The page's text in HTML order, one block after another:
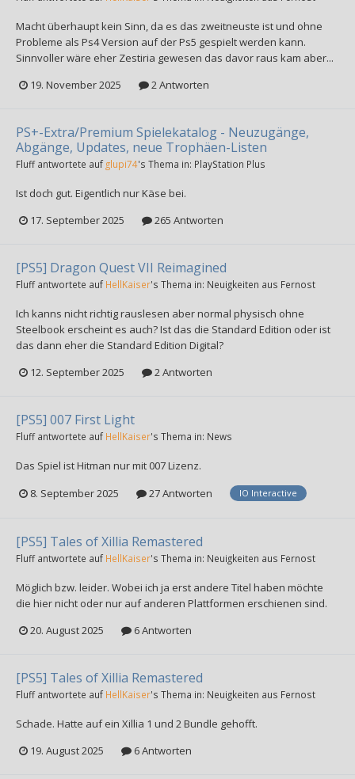
Macht überhaupt kein Sinn, da es das zweitneuste ist und ohne
Probleme als Ps4 Version auf der Ps5 gespielt werden kann.
Sinnvoller wäre eher Zestiria gewesen das davor raus kam aber...
19. November 2025
2 Antworten
PS+-Extra/Premium Spielekatalog - Neuzugänge,
Abgänge, Updates, neue Trophäen-Listen
Fluffantwortete auf glupi74's Thema in: PlayStation Plus
Ist doch gut. Eigentlich nur Käse bei.
17. September 2025
265 Antworten
[PS5] Dragon Quest VII Reimagined
Fluffantwortete auf HellKaiser's Thema in: Neuigkeiten aus Fernost
Ich kanns nicht richtig rauslesen aber normal physisch ohne
Steelbook erscheint es auch? Ist das die Standard Edition oder ist
das dann eher die Standard Edition Digital?
12. September 2025
2 Antworten
[PS5] 007 First Light
Fluffantwortete auf HellKaiser's Thema in: News
Das Spiel ist Hitman nur mit 007 Lizenz.
8. September 2025
27 Antworten IO Interactive
[PS5] Tales of Xillia Remastered
Fluffantwortete auf HellKaiser's Thema in: Neuigkeiten aus Fernost
Möglich bzw. leider. Wobei ich ja erst andere Titel haben möchte
die hier nicht oder nur auf anderen Plattformen erschienen sind.
20. August 2025
6 Antworten
[PS5] Tales of Xillia Remastered
Fluffantwortete auf HellKaiser's Thema in: Neuigkeiten aus Fernost
Schade. Hatte auf ein Xillia 1 und 2 Bundle gehofft.
19. August 2025
6 Antworten